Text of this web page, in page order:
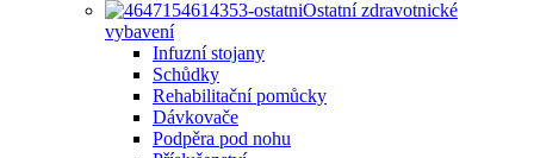
Ostatní zdravotnické
vybavení
Infuzní stojany
Schůdky
Rehabilitační pomůcky
Dávkovače
Podpěra pod nohu